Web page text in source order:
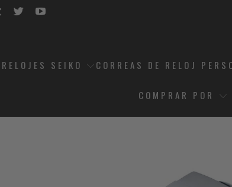
STRAPCODE
STRAPCODE
STRAPCODE
SEIKO CORREAS DE RELOJ
COMPRAR POR